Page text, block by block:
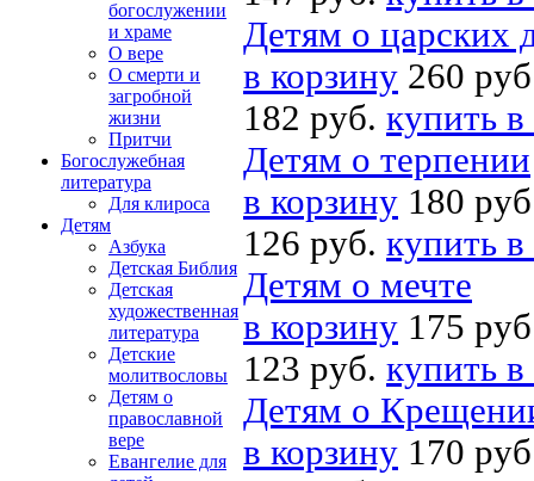
богослужении
и храме
О вере
О смерти и
загробной
жизни
Притчи
Богослужебная
литература
Для клироса
Детям
Азбука
Детская Библия
Детская
художественная
литература
Детские
молитвословы
Детям о
православной
вере
Евангелие для
Детям о царских
в корзину 260
182 руб. купить
Детям о терпении
в корзину 180
126 руб. купить
Детям о мечте
в корзину 175
123 руб. купить
Детям о
в корзину 170